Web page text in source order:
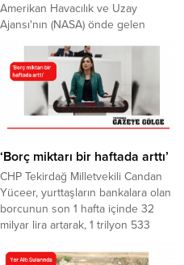
Amerikan Havacılık ve Uzay
Ajansı'nın (NASA) önde gelen
"2020 SO" adlı gök cisminin,
ajansın 1966 yılında Surveyor 2
aracını Ay'a taşıyan Centaur
roketinin parçası olduğunu öne
‘Borç miktarı bir haftada arttı’
CHP Tekirdağ Milletvekili Candan
Yüceer, yurttaşların bankalara olan
borcunun son 1 hafta içinde 32
milyar lira artarak, 1 trilyon 533
Yurttaşın satın alma gücünün